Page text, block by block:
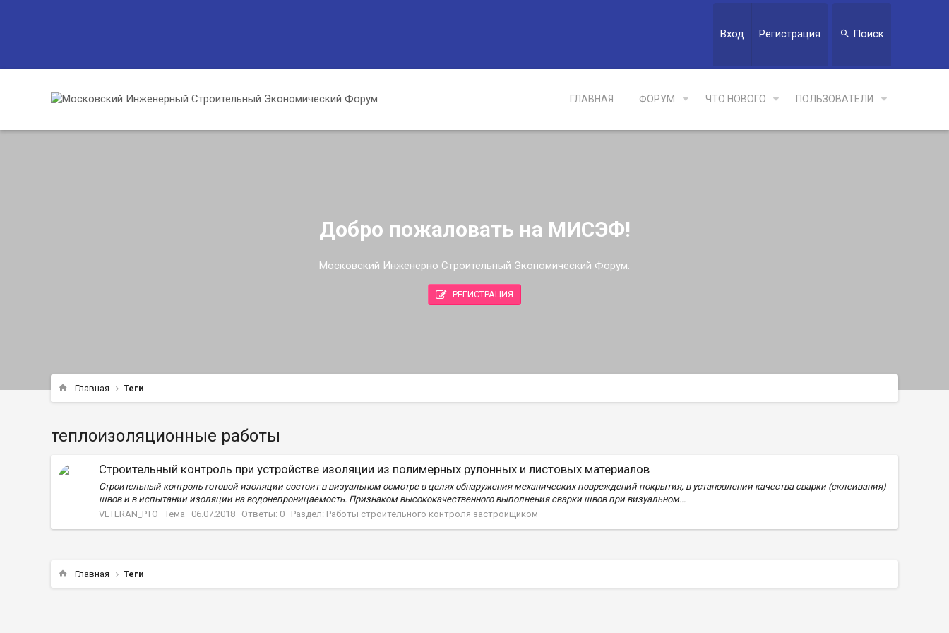
Вход Регистрация Поиск
ГЛАВНАЯ ФОРУМ ЧТО НОВОГО ПОЛЬЗОВАТЕЛИ
Добро пожаловать на МИСЭФ!
Московский Инженерно Строительный Экономический Форум.
РЕГИСТРАЦИЯ
Главная Теги
теплоизоляционные работы
Строительный контроль при устройстве изоляции из полимерных рулонных и листовых материалов
Строительный контроль готовой изоляции состоит в визуальном осмотре в целях обнаружения механических повреждений покрытия, в установлении качества сварки (склеивания)
швов и в испытании изоляции на водонепроницаемость. Признаком высококачественного выполнения сварки швов при визуальном...
VETERAN_PTO
Тема 06.07.2018 Ответы: 0 Раздел: Работы строительного контроля застройщиком
Главная Теги